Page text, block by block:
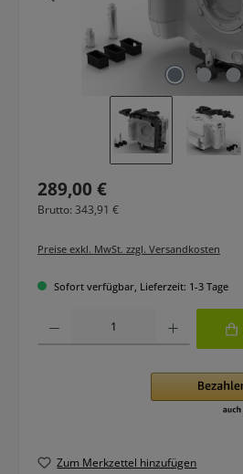
Regulärer Preis:
289,00 €
Brutto: 343,91 €
Preise exkl. MwSt. zzgl. Versandkosten
Sofort verfügbar, Lieferzeit: 1-3 Tage
Zum Merkzettel hinzufügen